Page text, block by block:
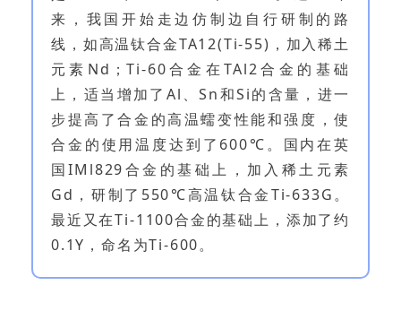
来， 我国开始走边仿制边自行研制的路
线，如高温钛合金TA12(Ti-55)，加入稀土
元素Nd；Ti-60合金在TAl2合金的基础
上，适当增加了Al、Sn和Si的含量，进一
步提高了合金的高温蠕变性能和强度，使
合金的使用温度达到了600℃。国内在英
国IMl829合金的基础上，加入稀土元素
Gd，研制了550℃高温钛合金Ti-633G。
最近又在Ti-1100合金的基础上，添加了约
0.1Y，命名为Ti-600。